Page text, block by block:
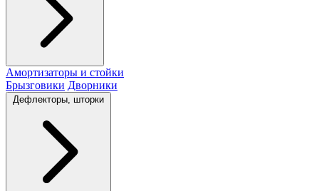
Амортизаторы и стойки
Брызговики Дворники
Дефлекторы, шторки